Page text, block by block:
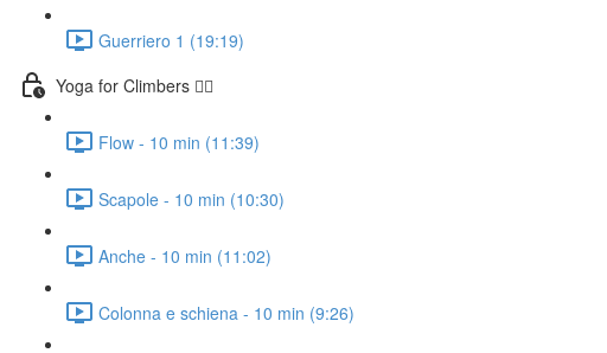
Guerriero 1 (19:19)
Yoga for Climbers 🧗‍♀️
Flow - 10 min (11:39)
Scapole - 10 min (10:30)
Anche - 10 min (11:02)
Colonna e schiena - 10 min (9:26)